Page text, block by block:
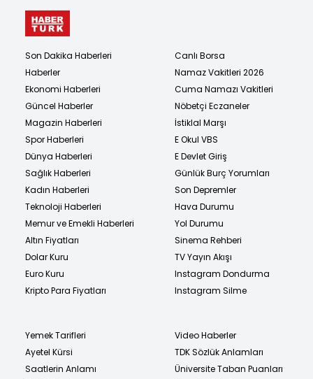
Son Dakika Haberleri
Haberler
Ekonomi Haberleri
Güncel Haberler
Magazin Haberleri
Spor Haberleri
Dünya Haberleri
Sağlık Haberleri
Kadın Haberleri
Teknoloji Haberleri
Memur ve Emekli Haberleri
Altın Fiyatları
Dolar Kuru
Euro Kuru
Kripto Para Fiyatları
Canlı Borsa
Namaz Vakitleri 2026
Cuma Namazı Vakitleri
Nöbetçi Eczaneler
İstiklal Marşı
E Okul VBS
E Devlet Giriş
Günlük Burç Yorumları
Son Depremler
Hava Durumu
Yol Durumu
Sinema Rehberi
TV Yayın Akışı
Instagram Dondurma
Instagram Silme
Yemek Tarifleri
Ayetel Kürsi
Saatlerin Anlamı
Video Haberler
TDK Sözlük Anlamları
Üniversite Taban Puanları